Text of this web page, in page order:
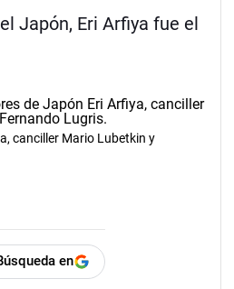
Japón, Eri Arfiya fue el
canciller Mario Lubetkin y
en